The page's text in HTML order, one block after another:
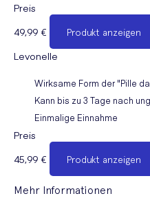
Preis
49,99 €
Produkt anzeigen
Levonelle
Wirksame Form der "Pille
Kann bis zu 3 Tage nach
Einmalige Einnahme
Preis
45,99 €
Produkt anzeigen
Mehr Informationen